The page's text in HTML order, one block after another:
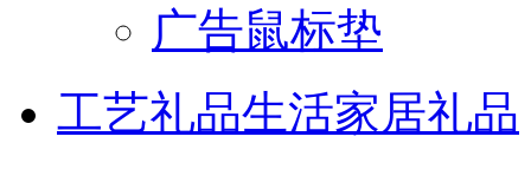
广告鼠标垫
工艺礼品生活家居礼品